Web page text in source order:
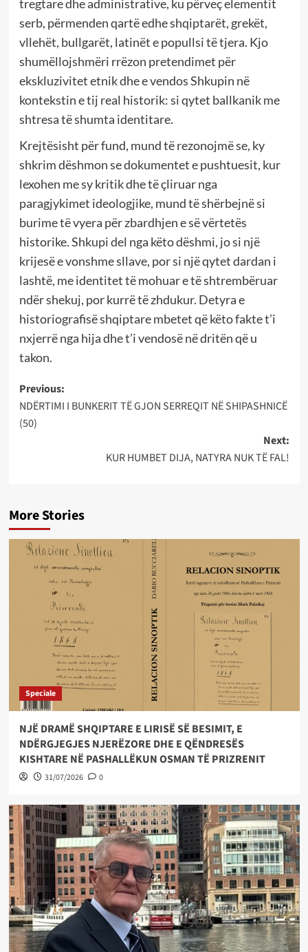
tregtare dhe administrative, ku përveç elementit
serb, përmenden qartë edhe shqiptarët, grekët,
vllehët, bullgarët, latinët e popullsi të tjera. Kjo
shumëllojshmëri rrëzon pretendimet për
ekskluzivitet etnik dhe e vendos Shkupin në
kontekstin e tij real historik: si qytet ballkanik me
shtresa të shumta identitare.
Krejtësisht për fund, mund të rezonojmë se, ky
shkrim dëshmon se dokumentet e pushtuesit, kur
lexohen me sy kritik dhe të çliruar nga
paragjykimet ideologjike, mund të shërbejnë si
burime të vyera për zbardhjen e së vërtetës
historike. Shkupi del nga këto dëshmi, jo si një
krijesë e vonshme sllave, por si një qytet dardan i
lashtë, me identitet të mohuar e të shtrembëruar
ndër shekuj, por kurrë të zhdukur. Detyra e
historiografisë shqiptare mbetet që këto fakte t’i
nxjerrë nga hija dhe t’i vendosë në dritën që u
takon.
Post
navigation
Previous:
NDËRTIMI I BUNKERIT TË GJON SERREQIT NË SHIPASHNICË
(50)
Next:
KUR HUMBET DIJA, NATYRA NUK TË FAL!
More Stories
Speciale
NJË DRAMË SHQIPTARE E LIRISË SË BESIMIT, E
NDËRGJEGJES NJERËZORE DHE E QËNDRESËS
KISHTARE NË PASHALLËKUN OSMAN TË PRIZRENIT
31/07/2026 0